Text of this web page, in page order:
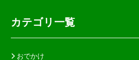
カテゴリ一覧
おでかけ